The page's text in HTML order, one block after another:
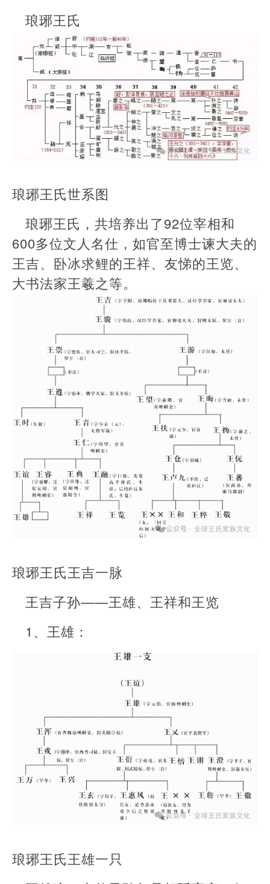
琅琊王氏
琅琊王氏世系图
琅琊王氏，共培养出了92位宰相和
600多位文人名仕，如官至博士谏大夫的
王吉、卧冰求鲤的王祥、友悌的王览、
大书法家王羲之等。
琅琊王氏王吉一脉
王吉子孙——王雄、王祥和王览
1、王雄：
琅琊王氏王雄一只